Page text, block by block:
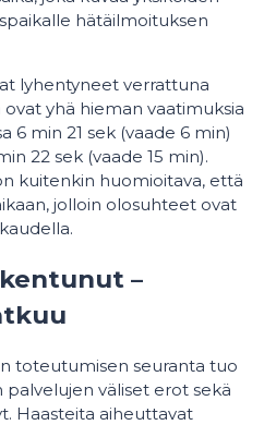
hätäilmoituksen
lyhentyneet verrattuna
yhä hieman vaatimuksia
6 min 21 sek (vaade 6 min)
22 sek (vaade 15 min).
kuitenkin huomioitava, että
jolloin olosuhteet ovat
–
toteutumisen seuranta tuo
väliset erot sekä
Haasteita aiheuttavat